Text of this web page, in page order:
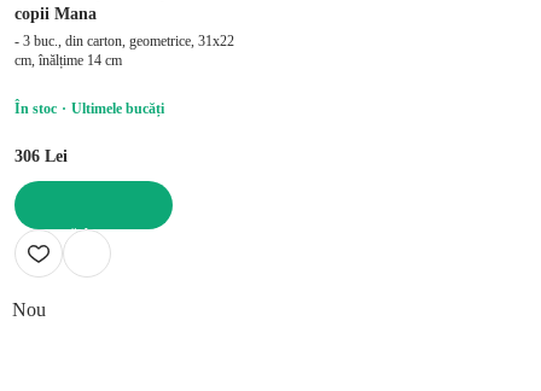
copii Mana
- 3 buc., din carton, geometrice, 31x22
cm, înălțime 14 cm
În stoc Ultimele bucăți
306 Lei
ADAUGĂ ÎN COȘ
Nou